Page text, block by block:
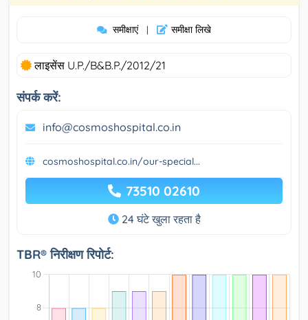
समीक्षाएं | समीक्षा लिखे
लाइसेंस U.P./B&B.P./2012/21
संपर्क करें:
info@cosmoshospital.co.in
cosmoshospital.co.in/our-special...
73510 02610
24 घंटे खुला रहता है
TBR® निरीक्षण रिपोर्ट: